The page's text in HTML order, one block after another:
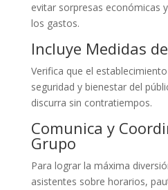
evitar sorpresas económicas
los gastos.
Incluye Medidas
Verifica que el
seguridad y bienestar del
discurra sin contratiempos.
Comunica y
Grupo
Para lograr la máxima
asistentes sobre horarios,